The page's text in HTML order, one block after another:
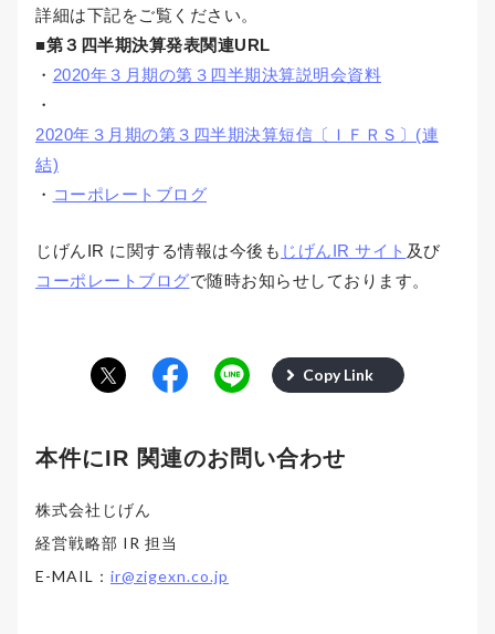
詳細は下記をご覧ください。
■第３四半期決算発表関連URL
・ 2020年３月期の第３四半期決算説明会資料
・
2020年３月期の第３四半期決算短信〔ＩＦＲＳ〕(連
結)
・ コーポレートブログ
じげんIR に関する情報は今後も じげんIR サイト 及び
コーポレートブログで随時お知らせしております。
Copy Link
本件にIR 関連のお問い合わせ
株式会社じげん
経営戦略部 IR 担当
E-MAIL： ir@zigexn.co.jp